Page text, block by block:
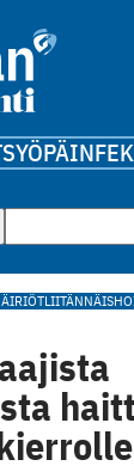
SYÖPÄ